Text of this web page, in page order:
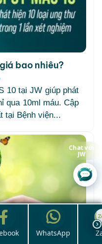
bao nhiêu?
10 tại JW giúp phát
qua 10ml máu. Cập
tại Bệnh viện...
WhatsApp
Chat với
JW